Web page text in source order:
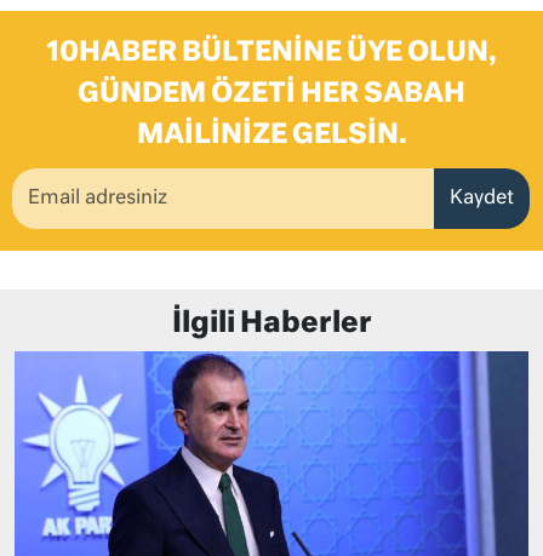
10HABER BÜLTENINE ÜYE OLUN,
GÜNDEM ÖZETI HER SABAH
MAILINIZE GELSIN.
Kaydet
İlgili Haberler